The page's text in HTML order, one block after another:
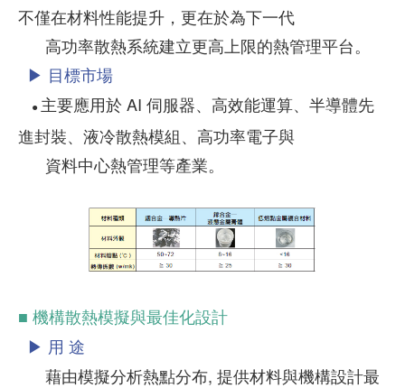
不僅在材料性能提升，更在於為下一代
高功率散熱系統建立更高上限的熱管理平台。
▶ 目標市場
● 主要應用於 AI 伺服器、高效能運算、半導體先
進封裝、液冷散熱模組、高功率電子與
資料中心熱管理等產業。
■ 機構散熱模擬與最佳化設計
▶ 用 途
藉由模擬分析熱點分布, 提供材料與機構設計最